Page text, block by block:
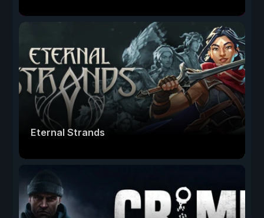
Eternal Strands